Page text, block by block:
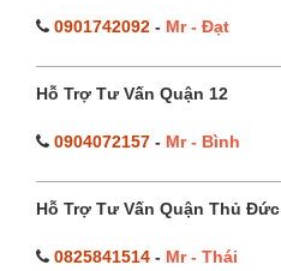
0901742092 - Mr - Đạt
Hỗ Trợ Tư Vấn Quận 12
0904072157 - Mr - Bình
Hỗ Trợ Tư Vấn Quận Thủ Đức
0825841514 - Mr - Thái